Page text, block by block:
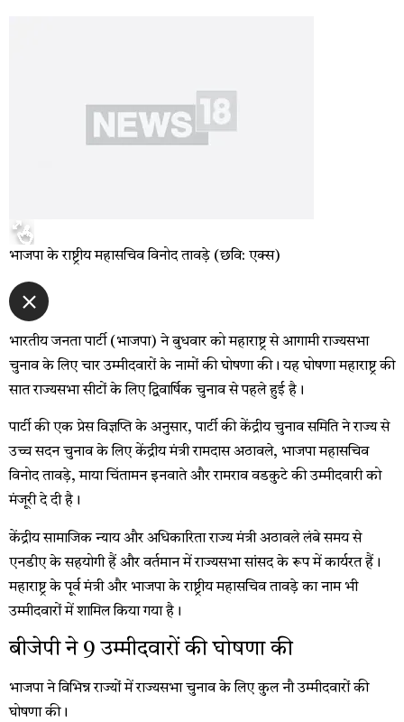
भाजपा के राष्ट्रीय महासचिव विनोद तावड़े (छवि: एक्स)
भारतीय जनता पार्टी (भाजपा) ने बुधवार को महाराष्ट्र से आगामी राज्यसभा
चुनाव के लिए चार उम्मीदवारों के नामों की घोषणा की। यह घोषणा महाराष्ट्र की
सात राज्यसभा सीटों के लिए द्विवार्षिक चुनाव से पहले हुई है।
पार्टी की एक प्रेस विज्ञप्ति के अनुसार, पार्टी की केंद्रीय चुनाव समिति ने राज्य से
उच्च सदन चुनाव के लिए केंद्रीय मंत्री रामदास अठावले, भाजपा महासचिव
विनोद तावड़े, माया चिंतामन इनवाते और रामराव वडकुटे की उम्मीदवारी को
मंजूरी दे दी है।
केंद्रीय सामाजिक न्याय और अधिकारिता राज्य मंत्री अठावले लंबे समय से
एनडीए के सहयोगी हैं और वर्तमान में राज्यसभा सांसद के रूप में कार्यरत हैं।
महाराष्ट्र के पूर्व मंत्री और भाजपा के राष्ट्रीय महासचिव तावड़े का नाम भी
उम्मीदवारों में शामिल किया गया है।
बीजेपी ने 9 उम्मीदवारों की घोषणा की
भाजपा ने विभिन्न राज्यों में राज्यसभा चुनाव के लिए कुल नौ उम्मीदवारों की
घोषणा की।